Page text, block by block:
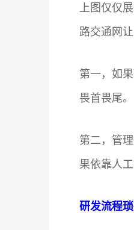
上图仅仅
路交通网
第一，如
畏首畏尾。
第二，管
果依靠人
研发流程